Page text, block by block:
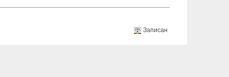
Записан